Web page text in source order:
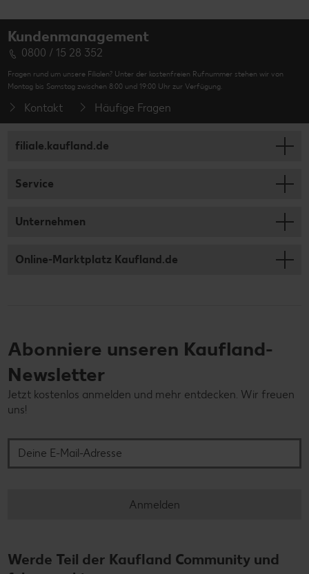
Kundenmanagement
0800 / 15 28 352
Fragen rund um unsere Filialen? Unter der kostenfreien Rufnummer stehen wir von
Montag bis Samstag zwischen 8:00 und 19:00 Uhr zur Verfügung.
Kontakt Häufige Fragen
filiale.kaufland.de
Service
Unternehmen
Online-Marktplatz Kaufland.de
Abonniere unseren Kaufland-
Newsletter
Jetzt kostenlos anmelden und mehr entdecken. Wir freuen
uns!
Anmelden
Werde Teil der Kaufland Community und